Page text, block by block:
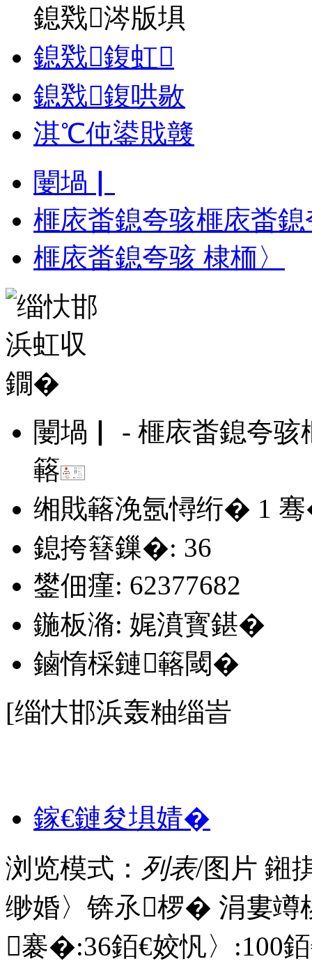
鎴戣涔版埧
鎴戣鍑虹
鎴戣鍑哄敭
淇℃伅鍙戝竷
闄堝▏
榧庡畨鎴夸骇榧庡畨
榧庡畨鎴夸骇 棣栭〉
闄堝▏ - 榧庡畨鎴夸骇
簵
缃戝簵浼氬憳绗� 1
鎴挎簮鏁�: 36
鐢佃瘽: 62377682
鍦板潃: 娓濆寳鍖�
鏀惰棌鏈簵閾�
[缁忕邯浜轰粙缁峕
鎵€鏈夋埧婧�
浏览模式： 列表/图片 鎺
缈婚〉锛氶椤� 涓婁
褰�:36銆€姣忛〉:100